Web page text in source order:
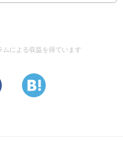
による収益を得ています